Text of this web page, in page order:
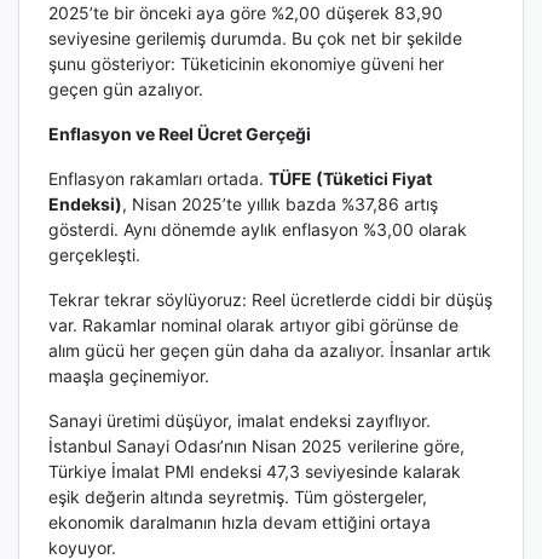
2025’te bir önceki aya göre %2,00 düşerek 83,90
seviyesine gerilemiş durumda. Bu çok net bir şekilde
şunu gösteriyor: Tüketicinin ekonomiye güveni her
geçen gün azalıyor.
Enflasyon ve Reel Ücret Gerçeği
Enflasyon rakamları ortada. TÜFE (Tüketici Fiyat
Endeksi), Nisan 2025’te yıllık bazda %37,86 artış
gösterdi. Aynı dönemde aylık enflasyon %3,00 olarak
gerçekleşti.
Tekrar tekrar söylüyoruz: Reel ücretlerde ciddi bir düşüş
var. Rakamlar nominal olarak artıyor gibi görünse de
alım gücü her geçen gün daha da azalıyor. İnsanlar artık
maaşla geçinemiyor.
Sanayi üretimi düşüyor, imalat endeksi zayıflıyor.
İstanbul Sanayi Odası’nın Nisan 2025 verilerine göre,
Türkiye İmalat PMI endeksi 47,3 seviyesinde kalarak
eşik değerin altında seyretmiş. Tüm göstergeler,
ekonomik daralmanın hızla devam ettiğini ortaya
koyuyor.